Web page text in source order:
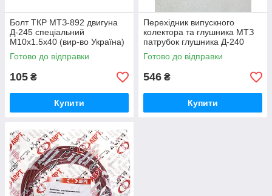
Болт ТКР МТЗ-892 двигуна
Д-245 спеціальний
М10х1.5х40 (вир-во Україна)
245-1008031 / 245-1008031-А
Готово до відправки
105 ₴
Купити
Перехідник випускного
колектора та глушника МТЗ
патрубок глушника Д-240
(вир-во Україна) 240-
1008021-Б1 / 240-1008021
Готово до відправки
546 ₴
Купити